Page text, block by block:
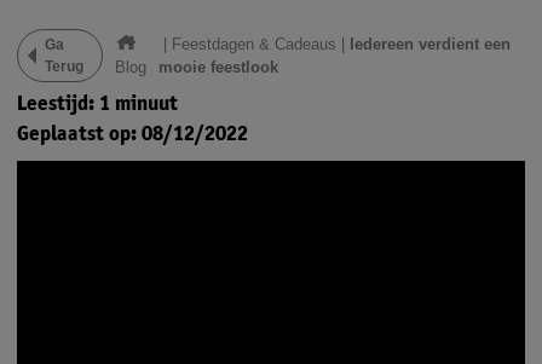
Ga
Terug
Blog
Feestdagen & Cadeaus
Iedereen verdient een
mooie feestlook
Leestijd: 1 minuut
Geplaatst op: 08/12/2022